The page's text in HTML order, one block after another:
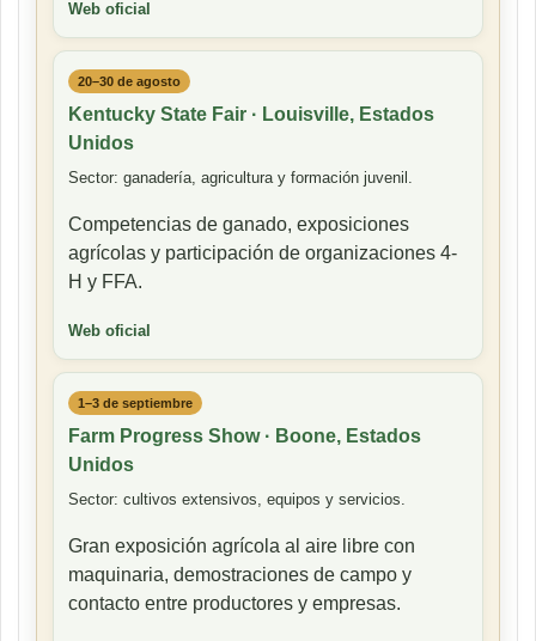
Web oficial
20–30 de agosto
Kentucky State Fair · Louisville, Estados
Unidos
Sector: ganadería, agricultura y formación juvenil.
Competencias de ganado, exposiciones
agrícolas y participación de organizaciones 4-
H y FFA.
Web oficial
1–3 de septiembre
Farm Progress Show · Boone, Estados
Unidos
Sector: cultivos extensivos, equipos y servicios.
Gran exposición agrícola al aire libre con
maquinaria, demostraciones de campo y
contacto entre productores y empresas.